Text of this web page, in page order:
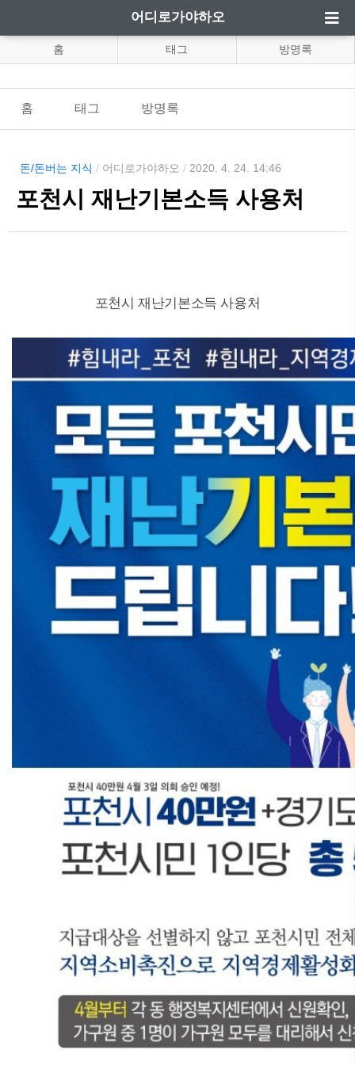
어디로가야하오
홈 태그 방명록
홈 태그 방명록
돈/돈버는 지식 / 어디로가야하오 / 2020. 4. 24. 14:46
포천시 재난기본소득 사용처
포천시 재난기본소득 사용처